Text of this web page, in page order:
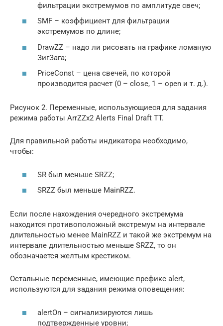
фильтрации экстремумов по амплитуде свеч;
SMF – коэффициент для фильтрации
экстремумов по длине;
DrawZZ – надо ли рисовать на графике ломаную
ЗигЗага;
PriceConst – цена свечей, по которой
производится расчет (0 – close, 1 – open и т. д.).
Рисунок 2. Переменные, использующиеся для задания
режима работы ArrZZx2 Alerts Final Draft TT.
Для правильной работы индикатора необходимо,
чтобы:
SR был меньше SRZZ;
SRZZ был меньше MainRZZ.
Если после нахождения очередного экстремума
находится противоположный экстремум на интервале
длительностью менее MainRZZ и такой же экстремум на
интервале длительностью меньше SRZZ, то он
обозначается желтым крестиком.
Остальные переменные, имеющие префикс alert,
используются для задания режима оповещения:
alertOn – сигнализируются лишь
подтвержденные уровни;